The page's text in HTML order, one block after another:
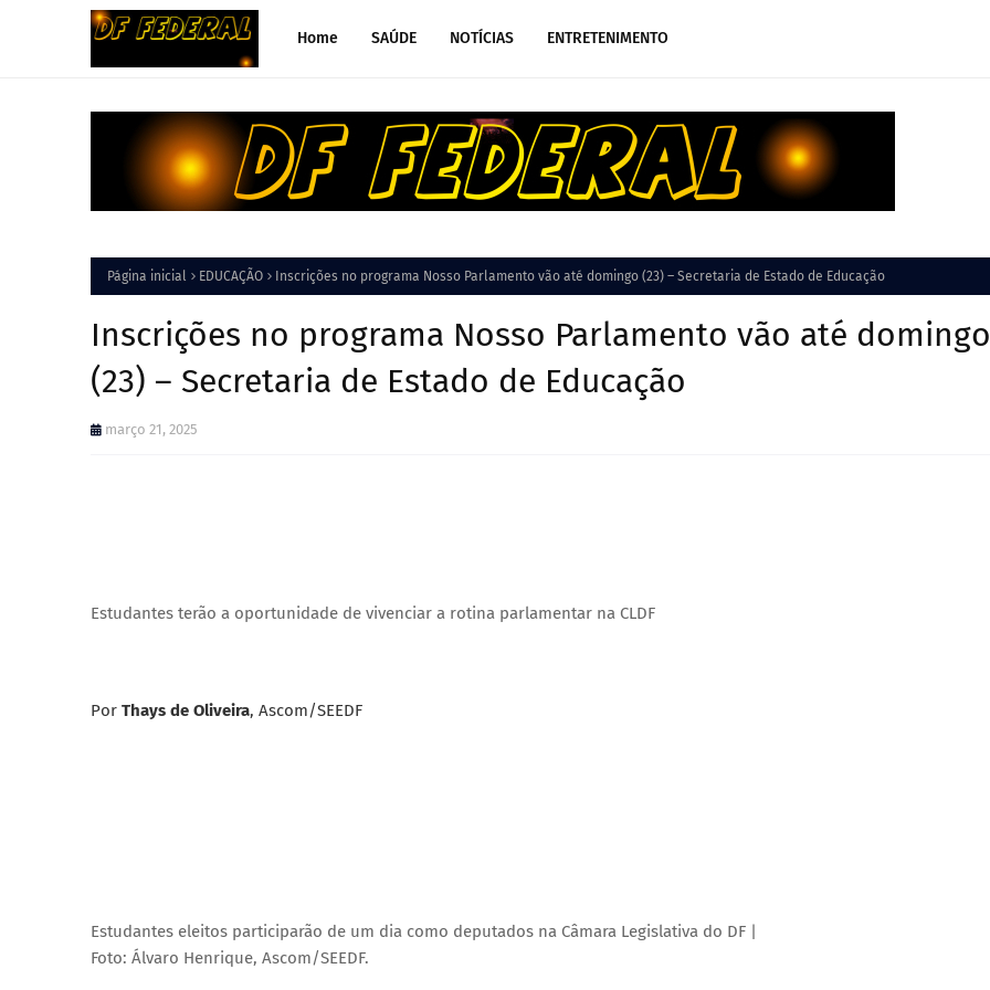
Home SAÚDE NOTÍCIAS ENTRETENIMENTO
Página inicial EDUCAÇÃO Inscrições no programa Nosso Parlamento vão até domingo (23) – Secretaria de Estado de Educação
Inscrições no programa Nosso Parlamento vão até domingo
(23) – Secretaria de Estado de Educação
março 21, 2025
Estudantes terão a oportunidade de vivenciar a rotina parlamentar na CLDF
Por Thays de Oliveira, Ascom/SEEDF
Estudantes eleitos participarão de um dia como deputados na Câmara Legislativa do DF |
Foto: Álvaro Henrique, Ascom/SEEDF.